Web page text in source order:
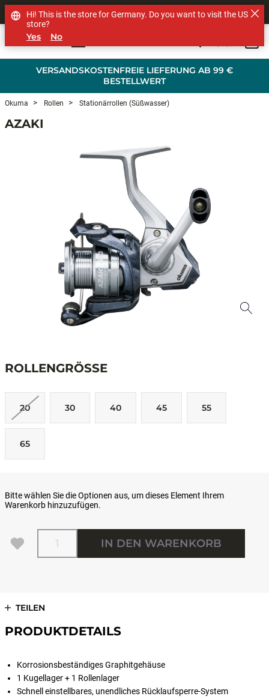
VERSANDSKOSTENFREIE LIEFERUNG AB 99 €
BESTELLWERT
SHOP OTHER BRANDS
Okuma Rollen Stationärrollen (Süßwasser)
AZAKI
ROLLENGRÖSSE
20 30 40 45 55
65
Bitte wählen Sie die Optionen aus, um dieses Element Ihrem
Warenkorb hinzuzufügen.
Menge
IN DEN WARENKORB
TEILEN
PRODUKTDETAILS
Korrosionsbeständiges Graphitgehäuse
1 Kugellager + 1 Rollenlager
Schnell einstellbares, unendliches Rücklaufsperre-System
Hi! This is the store for Germany. Do you want to visit the US
store?
Yes No